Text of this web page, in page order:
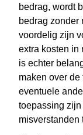
bedrag, wordt
bedrag zonder
voordelig zijn
extra kosten in
is echter
maken over
eventuele
toepassing
misverstanden